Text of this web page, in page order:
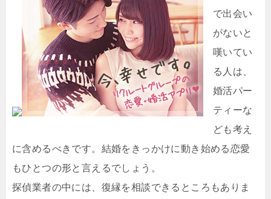
で出会い
がないと
嘆いてい
る人は、
婚活パー
ティーな
ども考え
に含めるべきです。結婚をきっかけに動き始める恋愛
もひとつの形と言えるでしょう。
探偵業者の中には、復縁を相談できるところもありま